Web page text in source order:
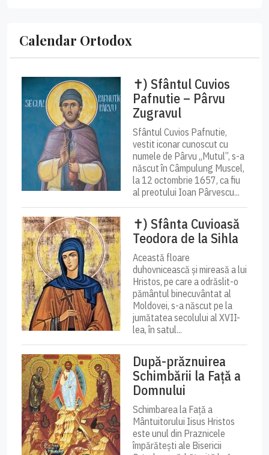
Calendar Ortodox
✝) Sfântul Cuvios
Pafnutie – Pârvu
Zugravul
Sfântul Cuvios Pafnutie,
vestit iconar cunoscut cu
numele de Pârvu „Mutul”, s-a
născut în Câmpulung Muscel,
la 12 octombrie 1657, ca fiu
al preotului Ioan Pârvescu...
✝) Sfânta Cuvioasă
Teodora de la Sihla
Această floare
duhovnicească și mireasă a lui
Hristos, pe care a odrăslit-o
pământul binecuvântat al
Moldovei, s-a născut pe la
jumătatea secolului al XVII-
lea, în satul...
După-prăznuirea
Schimbării la Față a
Domnului
Schimbarea la Față a
Mântuitorului Iisus Hristos
este unul din Praznicele
împărătești ale Bisericii